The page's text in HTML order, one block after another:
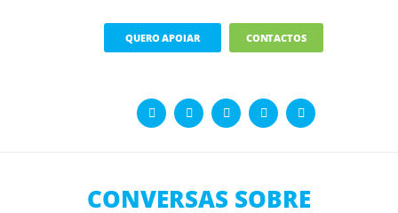
QUERO APOIAR CONTACTOS
CONVERSAS SOBRE